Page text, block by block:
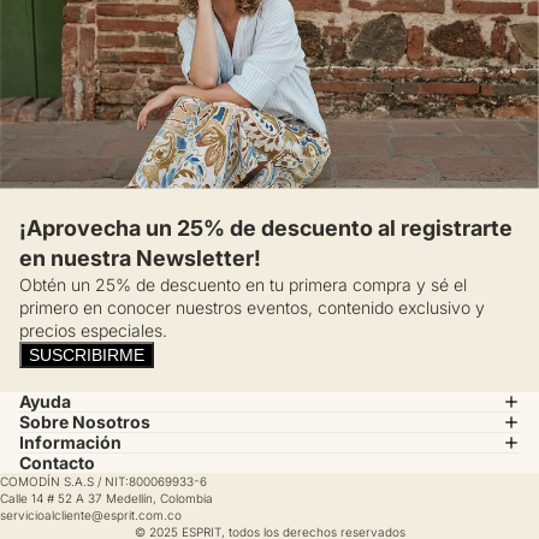
¡Aprovecha un 25% de descuento al registrarte
en nuestra Newsletter!
Obtén un 25% de descuento en tu primera compra y sé el
primero en conocer nuestros eventos, contenido exclusivo y
precios especiales.
SUSCRIBIRME
Ayuda
Sobre Nosotros
Información
Contacto
COMODÍN S.A.S / NIT:800069933-6
Calle 14 # 52 A 37 Medellín, Colombia
servicioalcliente@esprit.com.co
© 2025 ESPRIT, todos los derechos reservados